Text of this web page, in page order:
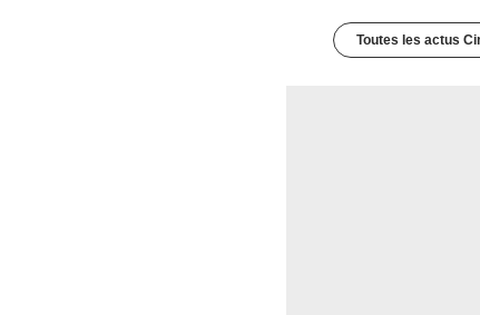
Toutes les actus